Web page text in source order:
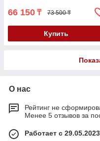
66 150 ₸ 73 500 ₸
Купить
О нас
Рейтинг не
Менее 5 отзывов за
Работает с 29.05.2023